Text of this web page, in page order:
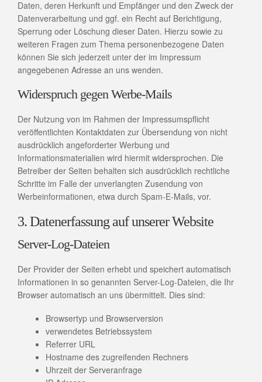
Daten, deren Herkunft und Empfänger und den Zweck der
Datenverarbeitung und ggf. ein Recht auf Berichtigung,
Sperrung oder Löschung dieser Daten. Hierzu sowie zu
weiteren Fragen zum Thema personenbezogene Daten
können Sie sich jederzeit unter der im Impressum
angegebenen Adresse an uns wenden.
Widerspruch gegen Werbe-Mails
Der Nutzung von im Rahmen der Impressumspflicht
veröffentlichten Kontaktdaten zur Übersendung von nicht
ausdrücklich angeforderter Werbung und
Informationsmaterialien wird hiermit widersprochen. Die
Betreiber der Seiten behalten sich ausdrücklich rechtliche
Schritte im Falle der unverlangten Zusendung von
Werbeinformationen, etwa durch Spam-E-Mails, vor.
3. Datenerfassung auf unserer Website
Server-Log-Dateien
Der Provider der Seiten erhebt und speichert automatisch
Informationen in so genannten Server-Log-Dateien, die Ihr
Browser automatisch an uns übermittelt. Dies sind:
Browsertyp und Browserversion
verwendetes Betriebssystem
Referrer URL
Hostname des zugreifenden Rechners
Uhrzeit der Serveranfrage